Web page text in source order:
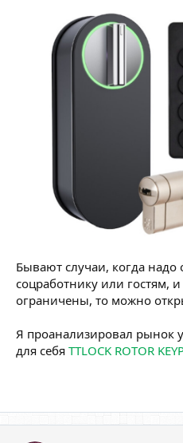
Бывают случаи, когда надо
соцработнику или гостям,
ограничены, то можно
Я проанализировал рынок
для себя TTLOCK ROTOR